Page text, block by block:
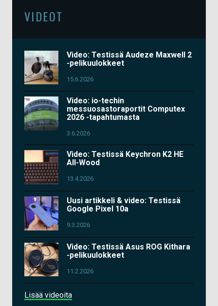
VIDEOT
Video: Testissä Audeze Maxwell 2
-pelikuulokkeet
15.6.2026
Video: io-techin
messuosastoraportit Computex
2026 -tapahtumasta
3.6.2026
Video: Testissä Keychron K2 HE
All-Wood
13.4.2026
Uusi artikkeli & video: Testissä
Google Pixel 10a
9.3.2026
Video: Testissä Asus ROG Kithara
-pelikuulokkeet
11.2.2026
Lisää videoita